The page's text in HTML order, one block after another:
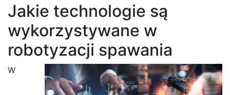
Jakie technologie są
wykorzystywane w
robotyzacji spawania
W